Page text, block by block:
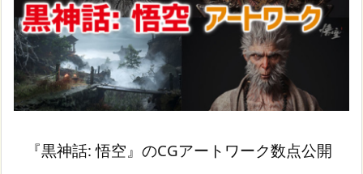
『黒神話: 悟空』のCGアートワーク数点公開